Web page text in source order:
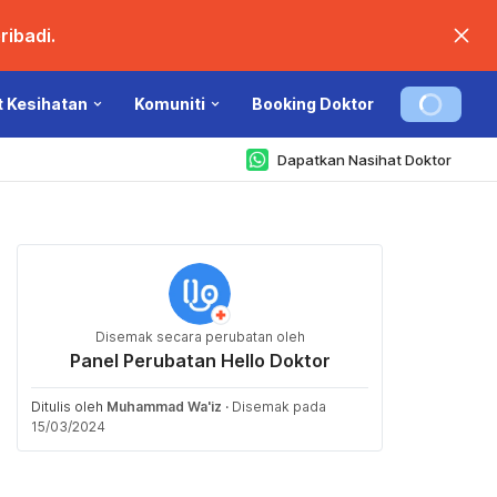
Kesihatan Komuniti Booking Doktor
Dapatkan Nasihat Doktor
Disemak secara perubatan oleh
Panel Perubatan Hello Doktor
Ditulis oleh Muhammad Wa'iz · Disemak pada
15/03/2024